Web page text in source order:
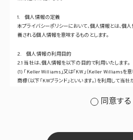
1. 個人情報の定義
本プライバシーポリシーにおいて、個人情報とは、個
義される個人情報を意味するものとします。
2. 個人情報の利用目的
2.1 当社は、個人情報を以下の目的で利用いたします。
(1) 「Keller Williams」又は「KW」（Keller Williamsを意
商標（以下「KWブランド」といいます。）を利用して
(2) 当社サービス及び当社がKWブランドのライセンス
(3) 当社の商品、サービス等のご案内のため
同意する